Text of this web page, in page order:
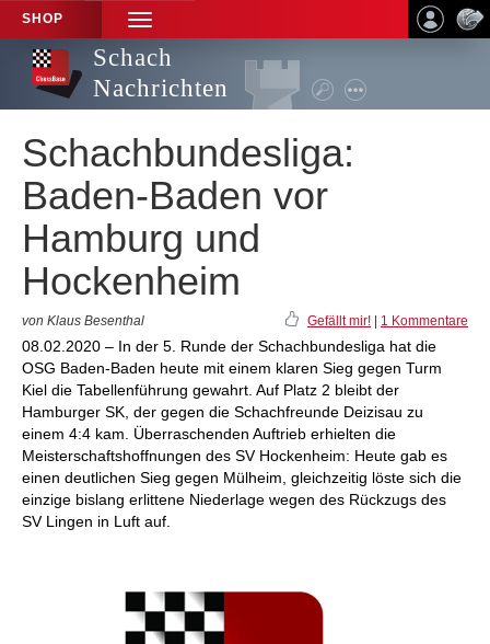
SHOP
TOGGLE
NAVIGATION
Schach
Nachrichten
Schachbundesliga:
Baden-Baden vor
Hamburg und
Hockenheim
von Klaus Besenthal Gefällt mir! 1 Kommentare
08.02.2020 – In der 5. Runde der Schachbundesliga hat die
OSG Baden-Baden heute mit einem klaren Sieg gegen Turm
Kiel die Tabellenführung gewahrt. Auf Platz 2 bleibt der
Hamburger SK, der gegen die Schachfreunde Deizisau zu
einem 4:4 kam. Überraschenden Auftrieb erhielten die
Meisterschaftshoffnungen des SV Hockenheim: Heute gab es
einen deutlichen Sieg gegen Mülheim, gleichzeitig löste sich die
einzige bislang erlittene Niederlage wegen des Rückzugs des
SV Lingen in Luft auf.